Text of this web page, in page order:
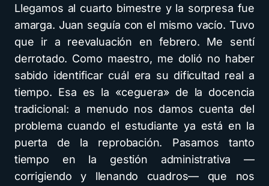
Llegamos al cuarto bimestre y la sorpresa fue
amarga. Juan seguía con el mismo vacío. Tuvo
que ir a reevaluación en febrero. Me sentí
derrotado. Como maestro, me dolió no haber
sabido identificar cuál era su dificultad real a
tiempo. Esa es la «ceguera» de la docencia
tradicional: a menudo nos damos cuenta del
problema cuando el estudiante ya está en la
puerta de la reprobación. Pasamos tanto
tiempo en la gestión administrativa —
corrigiendo y llenando cuadros— que nos